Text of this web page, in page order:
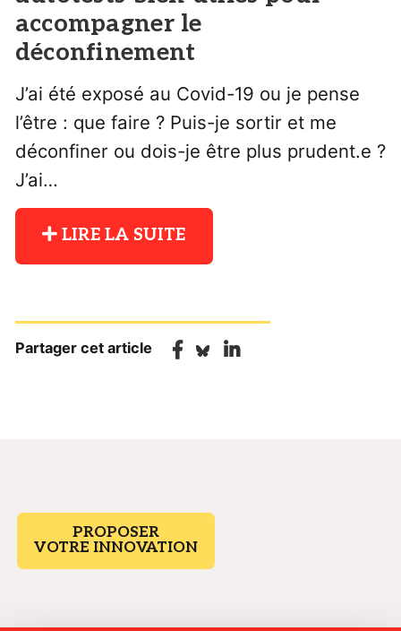
accompagner le
déconfinement
J’ai été exposé au Covid-19 ou je pense
l’être : que faire ? Puis-je sortir et me
déconfiner ou dois-je être plus prudent.e ?
J’ai…
LIRE LA SUITE
Partager cet article
PROPOSER
VOTRE INNOVATION